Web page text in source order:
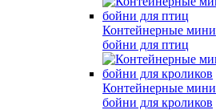
Контейнерные мини
бойни для птиц
Контейнерные мини
бойни для кроликов